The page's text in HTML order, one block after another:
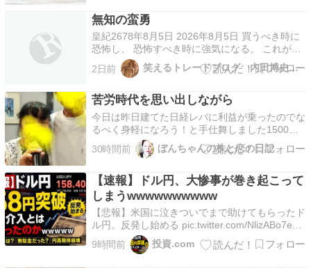
無知の蛮勇
皇紀2678年8月5日 2026年8月5日 買うべき時に
恐怖し、 恐怖すべき時に強気になる。 これが素
人の特徴だとリバモアは 言ったが、100年たって
も 素人の行動は何も変わらない。 寄り付き前の
こで飛びつくんだろう？」 と不思議に思…
2日前 笑えるトレードブログ 内田博史の ろくでなし日記
苦労時代を思い出しながら
今日は昨日建てた日経レバに利益が乗ったのでな
るぺく身軽になろう！と手仕舞しました1500円
ほどの利益をあげました岩井コスモ証券1570 日
経レバ空売り68800円→67090×1株(1526円儲け)
売り100株今日の成績 152…
30時間前 ぼんちゃんの株と恋の日記
【速報】ドル円、大惨事が巻き起こって
しまうwwwwwwwwww
【悲報】米国に泣きついでまで助けてもらったド
ル円。反発し始める pic.twitter.com/NlizABo7ek
— やす 🇺🇸 ベンチャーキャピタル
(@YasLovesTech) August 6, 2026 ドル円が再び
9時間前 投資.com